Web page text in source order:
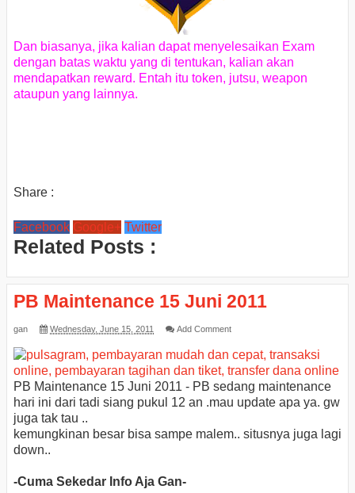
Dan biasanya, jika kalian dapat menyelesaikan Exam
dengan batas waktu yang di tentukan, kalian akan
mendapatkan reward. Entah itu token, jutsu, weapon
ataupun yang lainnya.
Share :
Facebook Google+ Twitter
Related Posts :
PB Maintenance 15 Juni 2011
gan Wednesday, June 15, 2011 Add Comment
PB Maintenance 15 Juni 2011 - PB sedang maintenance
hari ini dari tadi siang pukul 12 an .mau update apa ya. gw
juga tak tau ..
kemungkinan besar bisa sampe malem.. situsnya juga lagi
down..
-Cuma Sekedar Info Aja Gan-